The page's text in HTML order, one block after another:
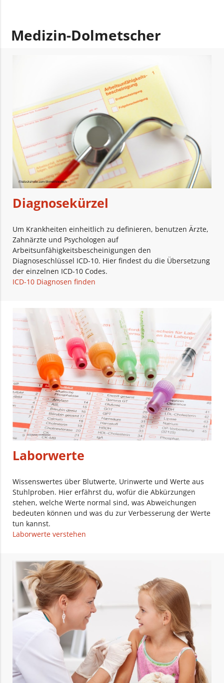
Medizin-Dolmetscher
Diagnosekürzel
Um Krankheiten einheitlich zu definieren, benutzen Ärzte,
Zahnärzte und Psychologen auf
Arbeitsunfähigkeitsbescheinigungen den
Diagnoseschlüssel ICD-10. Hier findest du die Übersetzung
der einzelnen ICD-10 Codes.
ICD-10 Diagnosen finden
Laborwerte
Wissenswertes über Blutwerte, Urinwerte und Werte aus
Stuhlproben. Hier erfährst du, wofür die Abkürzungen
stehen, welche Werte normal sind, was Abweichungen
bedeuten können und was du zur Verbesserung der Werte
tun kannst.
Laborwerte verstehen